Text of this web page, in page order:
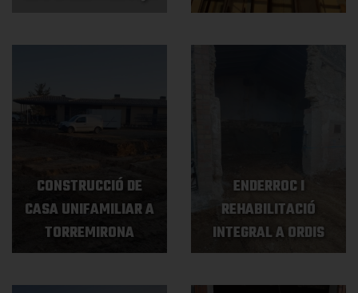
CONSTRUCCIÓ DE
CASA UNIFAMILIAR A
TORREMIRONA
ENDERROC I
REHABILITACIÓ
INTEGRAL A ORDIS